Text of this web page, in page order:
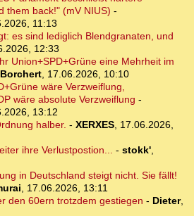
them back!" (mV NIUS) -
11:13
es sind lediglich Blendgranaten, und
12:33
Union+SPD+Grüne eine Mehrheit im
, 17.06.2026, 10:10
wäre Verzweiflung,
wäre absolute Verzweiflung -
13:12
halber. - XERXES, 17.06.2026,
ihre Verlustpostion... - stokk',
in Deutschland steigt nicht. Sie fällt!
, 17.06.2026, 13:11
den 60ern trotzdem gestiegen - Dieter,